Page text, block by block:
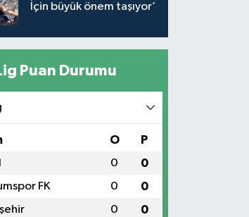
İçin büyük önem taşıyor’
Puan Durumu
O P
0 0
FK 0 0
0 0